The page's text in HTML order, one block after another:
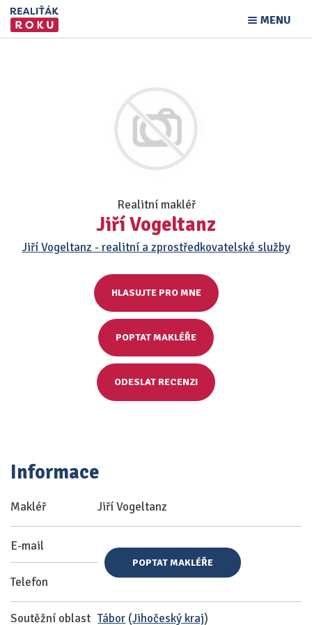
MENU
Realitní makléř
Jiří Vogeltanz
Jiří Vogeltanz - realitní a zprostředkovatelské služby
HLASUJTE PRO MNE
POPTAT MAKLÉŘE
ODESLAT RECENZI
Informace
Makléř Jiří Vogeltanz
E-mail
Telefon
POPTAT MAKLÉŘE
Soutěžní oblast Tábor (Jihočeský kraj)